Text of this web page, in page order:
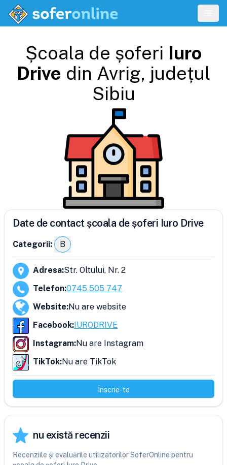
Școala de șoferi Iuro
Drive din Avrig, județul
Sibiu
Date de contact școala de șoferi Iuro Drive
Categorii: B
Adresa:Str. Oltului, Nr. 2
Telefon:0745 505 747
Website:Nu are website
Facebook:IURODRIVE
Instagram:Nu are Instagram
TikTok:Nu are TikTok
Înscrie-te
nu există recenzii
Recenziile și evaluările utilizatorilor SoferOnline pentru